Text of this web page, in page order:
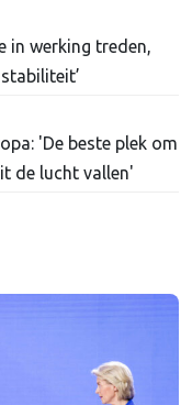
in werking treden,
'De beste plek om
de lucht vallen'